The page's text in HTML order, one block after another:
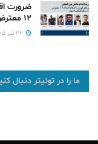
ضرورت
۱۲ معترض پرونده میدان علیخانی اصفهان
ما را در توئیتر دنبال